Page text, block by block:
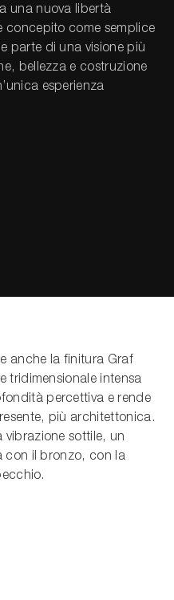
una nuova libertà
concepito come semplice
parte di una visione più
bellezza e costruzione
esperienza
anche la finitura Graf
tridimensionale intensa
percettiva e rende
più architettonica.
vibrazione sottile, un
con il bronzo, con la